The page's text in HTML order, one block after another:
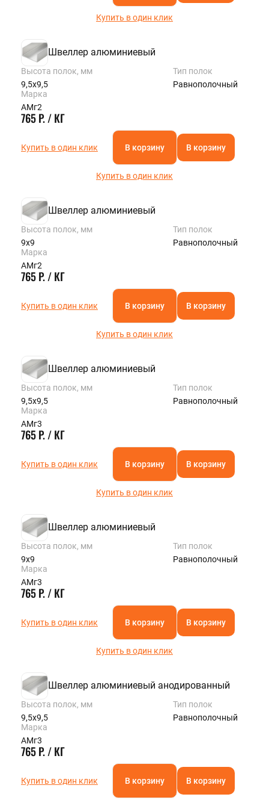
Купить в один клик
Швеллер алюминиевый
Высота полок, мм
9,5х9,5
Тип полок
Равнополочный
Марка
АМг2
765 Р. / КГ
Купить в один клик В корзину В корзину
Купить в один клик
Швеллер алюминиевый
Высота полок, мм
9х9
Тип полок
Равнополочный
Марка
АМг2
765 Р. / КГ
Купить в один клик В корзину В корзину
Купить в один клик
Швеллер алюминиевый
Высота полок, мм
9,5х9,5
Тип полок
Равнополочный
Марка
АМг3
765 Р. / КГ
Купить в один клик В корзину В корзину
Купить в один клик
Швеллер алюминиевый
Высота полок, мм
9х9
Тип полок
Равнополочный
Марка
АМг3
765 Р. / КГ
Купить в один клик В корзину В корзину
Купить в один клик
Швеллер алюминиевый анодированный
Высота полок, мм
9,5х9,5
Тип полок
Равнополочный
Марка
АМг3
765 Р. / КГ
Купить в один клик В корзину В корзину